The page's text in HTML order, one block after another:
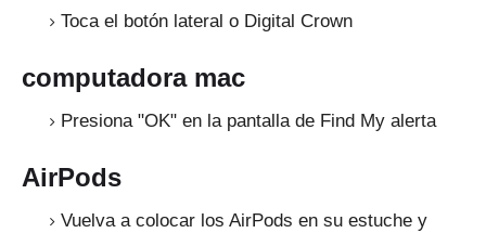
Toca el botón lateral o Digital Crown
computadora mac
Presiona "OK" en la pantalla de Find My alerta
AirPods
Vuelva a colocar los AirPods en su estuche y